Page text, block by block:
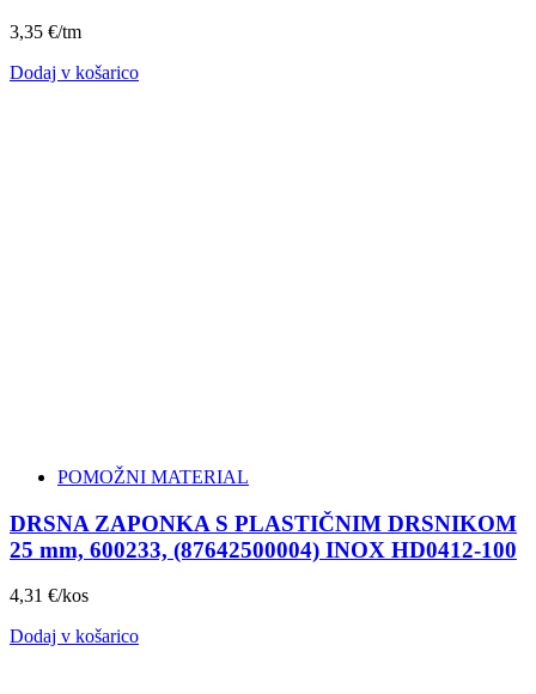
3,35 €/tm
Dodaj v košarico
POMOŽNI MATERIAL
DRSNA ZAPONKA S PLASTIČNIM DRSNIKOM
25 mm, 600233, (87642500004) INOX HD0412-100
4,31 €/kos
Dodaj v košarico